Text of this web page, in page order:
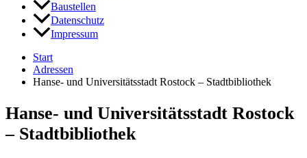
Baustellen
Datenschutz
Impressum
Start
Adressen
Hanse- und Universitätsstadt Rostock – Stadtbibliothek
Hanse- und Universitätsstadt Rostock
– Stadtbibliothek